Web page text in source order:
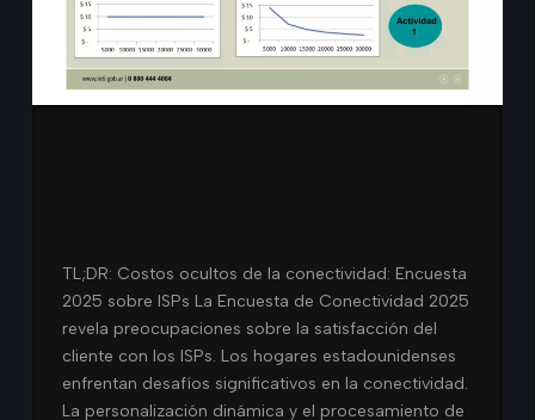
TL;DR: Costos ocultos de la conectividad: Encuesta
2025 sobre ISPs La Encuesta de Conectividad 2025
revela preocupaciones sobre la satisfacción del
cliente con los ISPs. Los hogares estadounidenses
enfrentan desafíos significativos en la conectividad.
La personalización dinámica y el procesamiento de